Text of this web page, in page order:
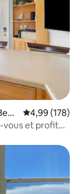
Évaluation
4,99 (178)
et profitez